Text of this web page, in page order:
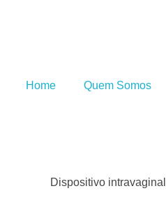
Home Quem Somos
Dispositivo